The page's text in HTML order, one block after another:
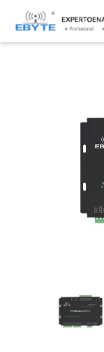
Home > Módem >